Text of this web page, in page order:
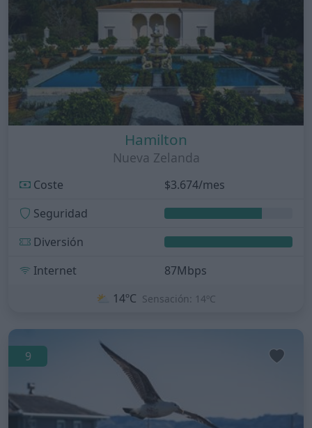
Hamilton
Nueva Zelanda
Coste
$3.674/mes
Seguridad
Diversión
Internet
87Mbps
⛅ 14ºC Sensación: 14ºC
9